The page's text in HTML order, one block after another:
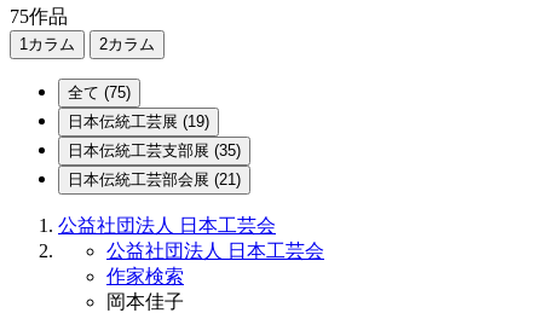
75作品
1カラム 2カラム
全て (75)
日本伝統工芸展 (19)
日本伝統工芸支部展 (35)
日本伝統工芸部会展 (21)
公益社団法人 日本工芸会
公益社団法人 日本工芸会
作家検索
岡本佳子